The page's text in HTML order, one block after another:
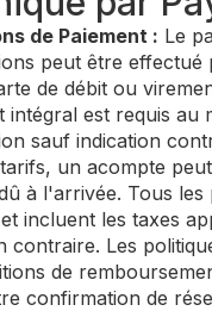
de Paiement : Le
peut être effectué
de débit ou
intégral est requis au
sauf indication
un acompte
à l'arrivée. Tous
incluent les taxes
contraire. Les
de
confirmation de